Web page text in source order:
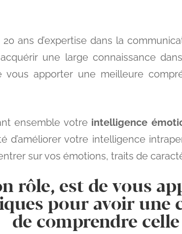
ans d’expertise dans la
acquérir une large connaissance
vous apporter une meilleure
ensemble votre intelligence
d’améliorer votre intelligence
sur vos émotions, traits de
rôle, est de vous
pour avoir une
de comprendre